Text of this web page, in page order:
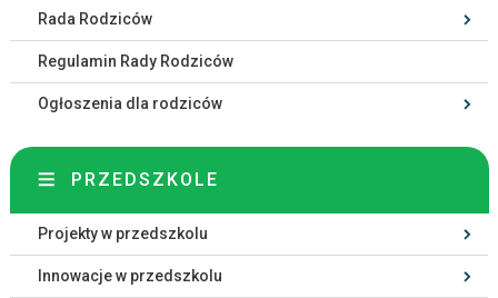
Rada Rodziców
Regulamin Rady Rodziców
Ogłoszenia dla rodziców
PRZEDSZKOLE
Projekty w przedszkolu
Innowacje w przedszkolu